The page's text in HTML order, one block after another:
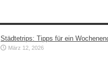
Städtetrips: Tipps für ein
März 12, 2026